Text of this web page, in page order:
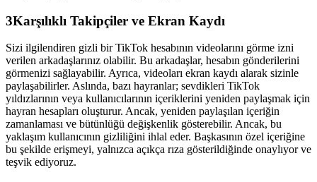
3Karşılıklı Takipçiler ve Ekran Kaydı
Sizi ilgilendiren gizli bir TikTok hesabının videolarını görme izni
verilen arkadaşlarınız olabilir. Bu arkadaşlar, hesabın gönderilerini
görmenizi sağlayabilir. Ayrıca, videoları ekran kaydı alarak sizinle
paylaşabilirler. Aslında, bazı hayranlar; sevdikleri TikTok
yıldızlarının veya kullanıcılarının içeriklerini yeniden paylaşmak için
hayran hesapları oluşturur. Ancak, yeniden paylaşılan içeriğin
zamanlaması ve bütünlüğü değişkenlik gösterebilir. Ancak, bu
yaklaşım kullanıcının gizliliğini ihlal eder. Başkasının özel içeriğine
bu şekilde erişmeyi, yalnızca açıkça rıza gösterildiğinde onaylıyor ve
teşvik ediyoruz.